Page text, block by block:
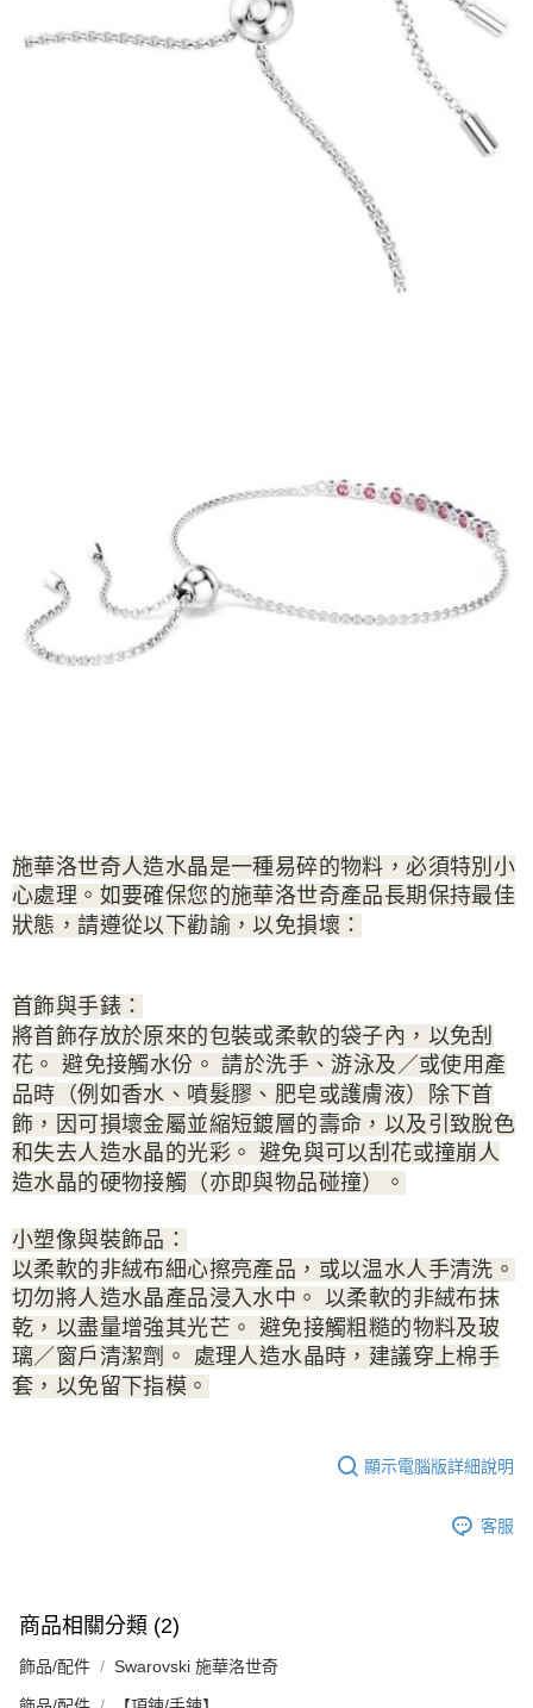
施華洛世奇人造水晶是一種易碎的物料，必須特別小
心處理。如要確保您的施華洛世奇產品長期保持最佳
狀態，請遵從以下勸諭，以免損壞：
首飾與手錶：
將首飾存放於原來的包裝或柔軟的袋子內，以免刮
花。 避免接觸水份。 請於洗手、游泳及／或使用產
品時（例如香水、噴髮膠、肥皂或護膚液）除下首
飾，因可損壞金屬並縮短鍍層的壽命，以及引致脫色
和失去人造水晶的光彩。 避免與可以刮花或撞崩人
造水晶的硬物接觸（亦即與物品碰撞）。
小塑像與裝飾品：
以柔軟的非絨布細心擦亮產品，或以温水人手清洗。
切勿將人造水晶產品浸入水中。 以柔軟的非絨布抹
乾，以盡量增強其光芒。 避免接觸粗糙的物料及玻
璃／窗戶清潔劑。 處理人造水晶時，建議穿上棉手
套，以免留下指模。
顯示電腦版詳細說明
客服
商品相關分類 (2)
飾品/配件 Swarovski 施華洛世奇